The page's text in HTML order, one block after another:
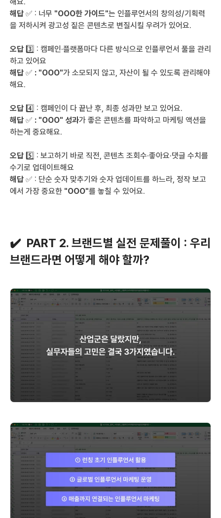
해요.
해답 ✅ : 너무 "OOO한 가이드"는 인플루언서의 창의성/기획력
을 저하시켜 광고성 짙은 콘텐츠로 변질시킬 우려가 있어요.
오답 3️⃣ : 캠페인·플랫폼마다 다른 방식으로 인플루언서 풀을 관리
하고 있어요
해답 ✅ : "OOO"가 소모되지 않고, 자산이 될 수 있도록 관리해야
해요.
오답 4️⃣ : 캠페인이 다 끝난 후, 최종 성과만 보고 있어요.
해답 ✅ : "OOO" 성과가 좋은 콘텐츠를 파악하고 마케팅 액션을
하는게 중요해요.
오답 5️⃣ : 보고하기 바로 직전, 콘텐츠 조회수·좋아요·댓글 수치를
수기로 업데이트해요
해답 ✅ : 단순 숫자 맞추기와 숫자 업데이트를 하느라, 정작 보고
에서 가장 중요한 "OOO"를 놓칠 수 있어요.
✔️
  PART 2. 브랜드별 실전 문제풀이 : 우리
브랜드라면 어떻게 해야 할까?